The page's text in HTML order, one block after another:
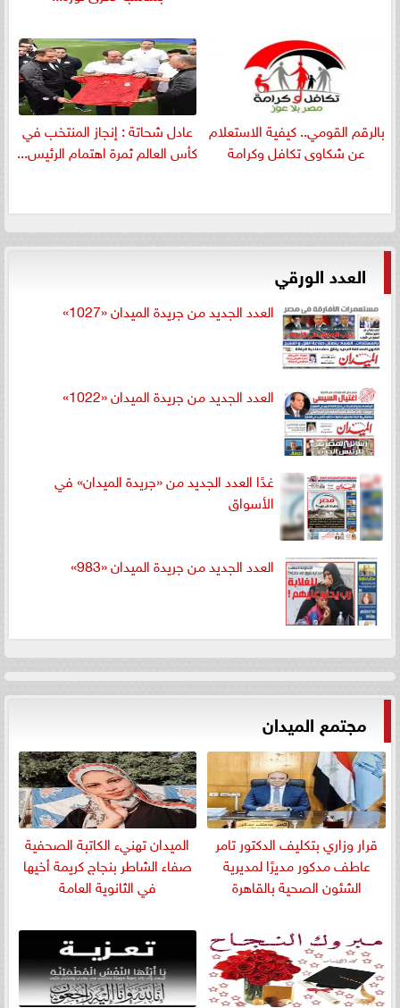
بالرقم القومي.. كيفية الاستعلام
عن شكاوى تكافل وكرامة
عادل شحاتة : إنجاز المنتخب في
كأس العالم ثمرة اهتمام الرئيس...
العدد الورقي
العدد الجديد من جريدة الميدان «1027»
العدد الجديد من جريدة الميدان «1022»
غدًا العدد الجديد من «جريدة الميدان» في
الأسواق
العدد الجديد من جريدة الميدان «983»
مجتمع الميدان
قرار وزاري بتكليف الدكتور تامر
عاطف مدكور مديرًا لمديرية
الشئون الصحية بالقاهرة
الميدان تهنيء الكاتبة الصحفية
صفاء الشاطر بنجاج كريمة أخيها
في الثانوية العامة